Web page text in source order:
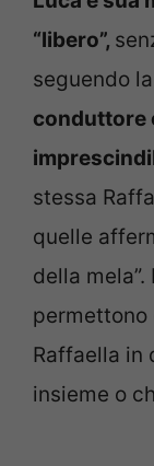
“libero”,
seguendo
conduttore
stessa
quelle
della
permettono
Raffaella in
insieme o